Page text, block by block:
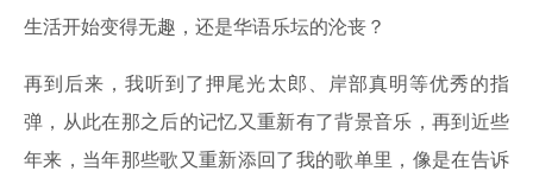
生活开始变得无趣，还是华语乐坛的沦丧？
再到后来，我听到了押尾光太郎、岸部真明等优秀的指
弹，从此在那之后的记忆又重新有了背景音乐，再到近些
年来，当年那些歌又重新添回了我的歌单里，像是在告诉